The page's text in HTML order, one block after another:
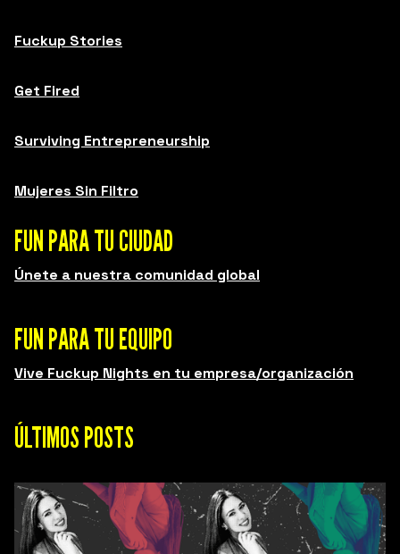
Fuckup Stories
Get Fired
Surviving Entrepreneurship
Mujeres Sin Filtro
FUN PARA TU CIUDAD
Únete a nuestra comunidad global
FUN PARA TU EQUIPO
Vive Fuckup Nights en tu empresa/organización
ÚLTIMOS POSTS